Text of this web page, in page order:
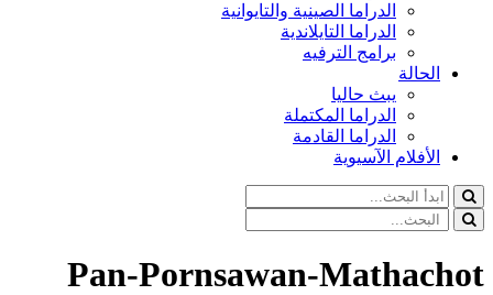
الدراما الصينية والتايوانية
الدراما التايلاندية
برامج الترفيه
الحالة
يبث حاليا
الدراما المكتملة
الدراما القادمة
الأفلام الآسيوية
Pan-Pornsawan-Mathachot